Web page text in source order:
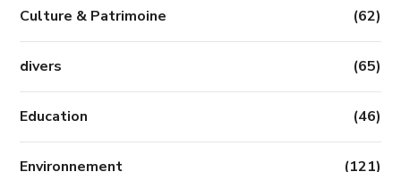
Culture & Patrimoine (62)
divers (65)
Education (46)
Environnement (121)